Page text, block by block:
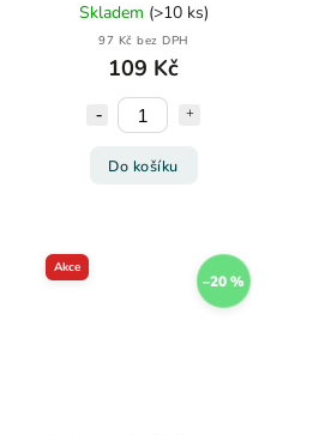
Skladem (>10 ks)
97 Kč bez DPH
109 Kč
Do košíku
Akce
–20 %